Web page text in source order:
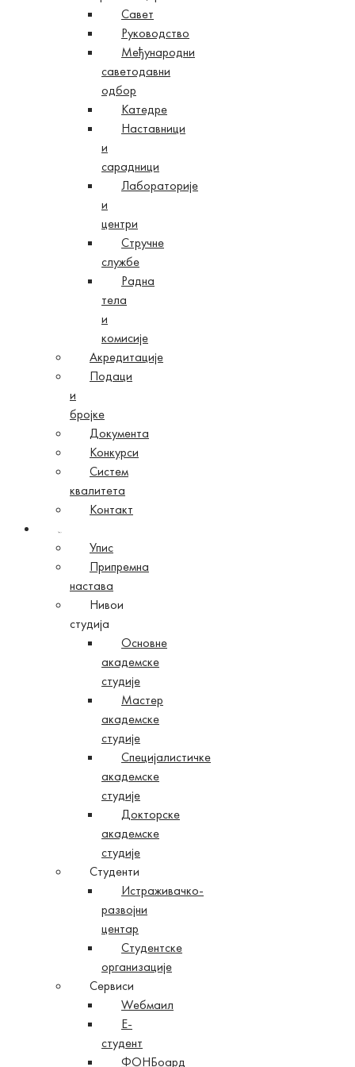
Савет
Руководство
Међународни
саветодавни
одбор
Катедре
Наставници
и
сарадници
Лабораторије
и
центри
Стручне
службе
Радна
тела
и
комисије
Акредитације
Подаци
и
бројке
Документа
Конкурси
Систем
квалитета
Контакт
Упис
Припремна
настава
Нивои
студија
Основне
академске
студије
Мастер
академске
студије
Специјалистичке
академске
студије
Докторске
академске
студије
Студенти
Истраживачко-
развојни
центар
Студентске
организације
Сервиси
Wебмаил
Е-
студент
ФОНБоард